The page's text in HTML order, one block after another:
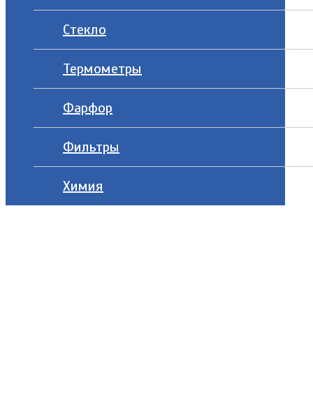
Стекло
Термометры
Фарфор
Фильтры
Химия